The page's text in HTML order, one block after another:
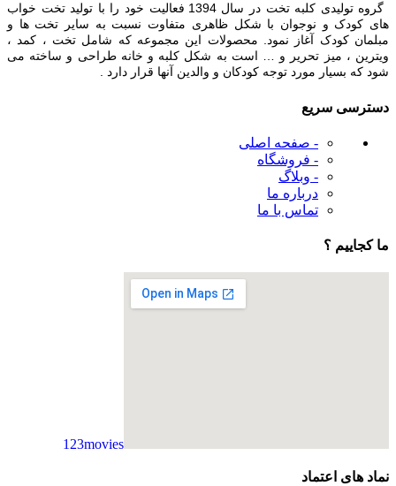
گروه تولیدی کلبه تخت در سال 1394 فعالیت خود را با تولید تخت خواب
های کودک و نوجوان با شکل ظاهری متفاوت نسبت به سایر تخت ها و
مبلمان کودک آغاز نمود. محصولات این مجموعه که شامل تخت ، کمد ،
ویترین ، میز تحریر و … است به شکل کلبه و خانه طراحی و ساخته می
شود که بسیار مورد توجه کودکان و والدین آنها قرار دارد .
دسترسی سریع
- صفحه اصلی
- فروشگاه
- وبلاگ
درباره ما
تماس با ما
ما کجاییم ؟
123movies
نماد های اعتماد